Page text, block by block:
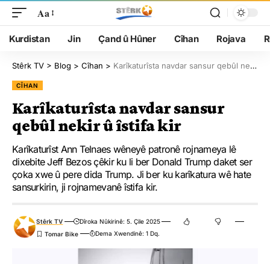
Aa
Kurdistan Jin Çand û Hûner Cîhan Rojava
Stêrk TV > Blog > Cîhan > Karîkaturîsta navdar sansur qebûl nekir û îstifa kir
CÎHAN
Karîkaturîsta navdar sansur
qebûl nekir û îstifa kir
Karîkaturîst Ann Telnaes wêneyê patronê rojnameya lê
dixebite Jeff Bezos çêkir ku li ber Donald Trump daket ser
çoka xwe û pere dida Trump. Ji ber ku karîkatura wê hate
sansurkirin, ji rojnamevanê îstifa kir.
Stêrk TV
Dîroka Nûkirinê: 5. Çile 2025
Dema Xwendinê: 1 Dq.